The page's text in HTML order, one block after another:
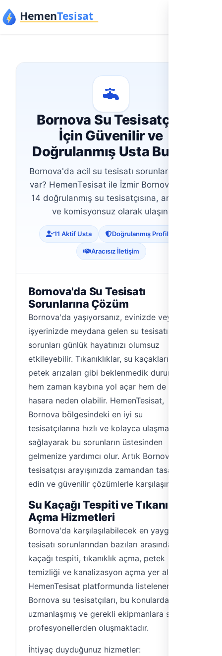
İçeriğe geç
Bornova Su Tesisatçısı
İçin Güvenilir ve
Doğrulanmış Usta Bulun
Bornova'da acil su tesisatı sorunlarınız mı
var? HemenTesisat ile İzmir Bornova'daki
14 doğrulanmış su tesisatçısına, aracısız
ve komisyonsuz olarak ulaşın.
11 Aktif Usta Doğrulanmış Profiller
Aracısız İletişim
Bornova'da Su Tesisatı
Sorunlarına Çözüm
Bornova'da yaşıyorsanız, evinizde veya
işyerinizde meydana gelen su tesisatı
sorunları günlük hayatınızı olumsuz
etkileyebilir. Tıkanıklıklar, su kaçakları,
petek arızaları gibi beklenmedik durumlar
hem zaman kaybına yol açar hem de maddi
hasara neden olabilir. HemenTesisat,
Bornova bölgesindeki en iyi su
tesisatçılarına hızlı ve kolayca ulaşmanızı
sağlayarak bu sorunların üstesinden
gelmenize yardımcı olur. Artık Bornova su
tesisatçısı arayışınızda zamandan tasarruf
edin ve güvenilir çözümlerle karşılaşın.
Su Kaçağı Tespiti ve Tıkanıklık
Açma Hizmetleri
Bornova'da karşılaşılabilecek en yaygın su
tesisatı sorunlarından bazıları arasında su
kaçağı tespiti, tıkanıklık açma, petek
temizliği ve kanalizasyon açma yer alır.
HemenTesisat platformunda listelenen
Bornova su tesisatçıları, bu konularda
uzmanlaşmış ve gerekli ekipmanlara sahip
profesyonellerden oluşmaktadır.
İhtiyaç duyduğunuz hizmetler: